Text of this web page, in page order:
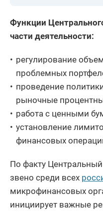
Функции
части деятельности:
регулирование
проблемных
проведение
рыночные
работа с ценными
установление
финансовых
По факту
звено среди всех
микрофинансовых
инициирует важные